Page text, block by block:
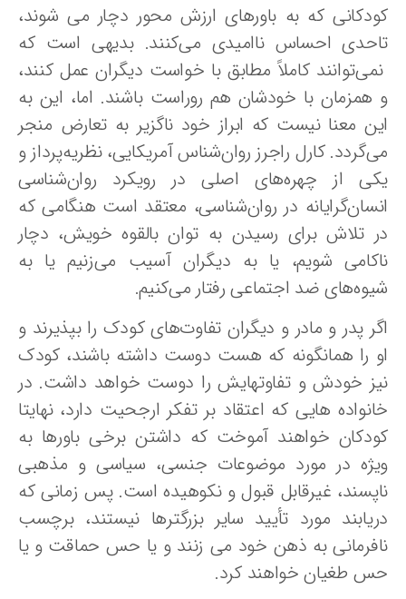
که به باورهای ارزش محور دچار می شوند،
احساس ناامیدی می‌کنند. بدیهی است که
کاملاً مطابق با خواست دیگران عمل کنند،
همزمان با خودشان هم روراست باشند. اما، این به
معنا نیست که ابراز خود ناگزیر به تعارض منجر
کارل راجرز روان‌شناس آمریکایی، نظریه‌پرداز و
از چهره‌های اصلی در رویکرد روان‌شناسی
در روان‌شناسی، معتقد است هنگامی که
تلاش برای رسیدن به توان بالقوه خویش، دچار
شویم، یا به دیگران آسیب می‌زنیم یا به
ضد اجتماعی رفتار می‌کنیم.
پدر و مادر و دیگران تفاوت‌های کودک را بپذیرند و
را همانگونه که هست دوست داشته باشند، کودک
خودش و تفاوتهایش را دوست خواهد داشت. در
هایی که اعتقاد بر تفکر ارجحیت دارد، نهایتا
خواهند آموخت که داشتن برخی باورها به
در مورد موضوعات جنسی، سیاسی و مذهبی
غیرقابل قبول و نکوهیده است. پس زمانی که
مورد تأیید سایر بزرگترها نیستند، برچسب
به ذهن خود می زنند و یا حس حماقت و یا
طغیان خواهند کرد.